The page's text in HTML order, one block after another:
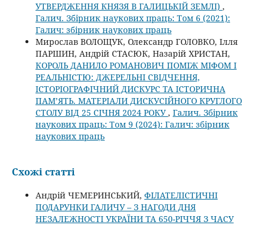
УТВЕРДЖЕННЯ КНЯЗЯ В ГАЛИЦЬКІЙ ЗЕМЛІ) ,
Галич. Збірник наукових праць: Том 6 (2021):
Галич: збірник наукових праць
Мирослав ВОЛОЩУК, Олександр ГОЛОВКО, Ілля
ПАРШИН, Андрій СТАСЮК, Назарій ХРИСТАН,
КОРОЛЬ ДАНИЛО РОМАНОВИЧ ПОМІЖ МІФОМ І
РЕАЛЬНІСТЮ: ДЖЕРЕЛЬНІ СВІДЧЕННЯ,
ІСТОРІОГРАФІЧНИЙ ДИСКУРС ТА ІСТОРИЧНА
ПАМ’ЯТЬ. МАТЕРІАЛИ ДИСКУСІЙНОГО КРУГЛОГО
СТОЛУ ВІД 25 СІЧНЯ 2024 РОКУ, Галич. Збірник
наукових праць: Том 9 (2024): Галич: збірник
наукових праць
Схожі статті
Андрій ЧЕМЕРИНСЬКИЙ, ФІЛАТЕЛІСТИЧНІ
ПОДАРУНКИ ГАЛИЧУ – З НАГОДИ ДНЯ
НЕЗАЛЕЖНОСТІ УКРАЇНИ ТА 650-РІЧЧЯ З ЧАСУ